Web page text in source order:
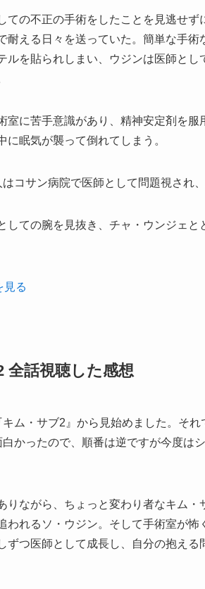
ての不正の手術をしたことを見逃せ
耐える日々を送っていた。簡単な手
ルを貼られしまい、ウジンは医師と
室に苦手意識があり、精神安定剤を
眠気が襲って倒れてしまう。
コサン病院で医師として問題視され
しての腕を見抜き、チャ・ウンジェと
見る
全話視聴した感想
ム・サブ2』から見始めました。そ
かったので、順番は逆ですが今度は
りながら、ちょっと変わり者なキム・
われるソ・ウジン。そして手術室が怖
ずつ医師として成長し、自分の抱える